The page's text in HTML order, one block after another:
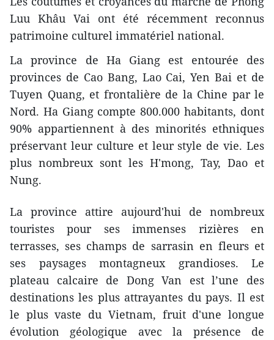
Luu Khâu Vai ont été récemment reconnus
patrimoine culturel immatériel national.
La province de Ha Giang est entourée des
provinces de Cao Bang, Lao Cai, Yen Bai et de
Tuyen Quang, et frontalière de la Chine par le
Nord. Ha Giang compte 800.000 habitants, dont
90% appartiennent à des minorités ethniques
préservant leur culture et leur style de vie. Les
plus nombreux sont les H'mong, Tay, Dao et
Nung.
La province attire aujourd'hui de nombreux
touristes pour ses immenses rizières en
terrasses, ses champs de sarrasin en fleurs et
ses paysages montagneux grandioses. Le
plateau calcaire de Dong Van est l’une des
destinations les plus attrayantes du pays. Il est
le plus vaste du Vietnam, fruit d'une longue
évolution géologique avec la présence de